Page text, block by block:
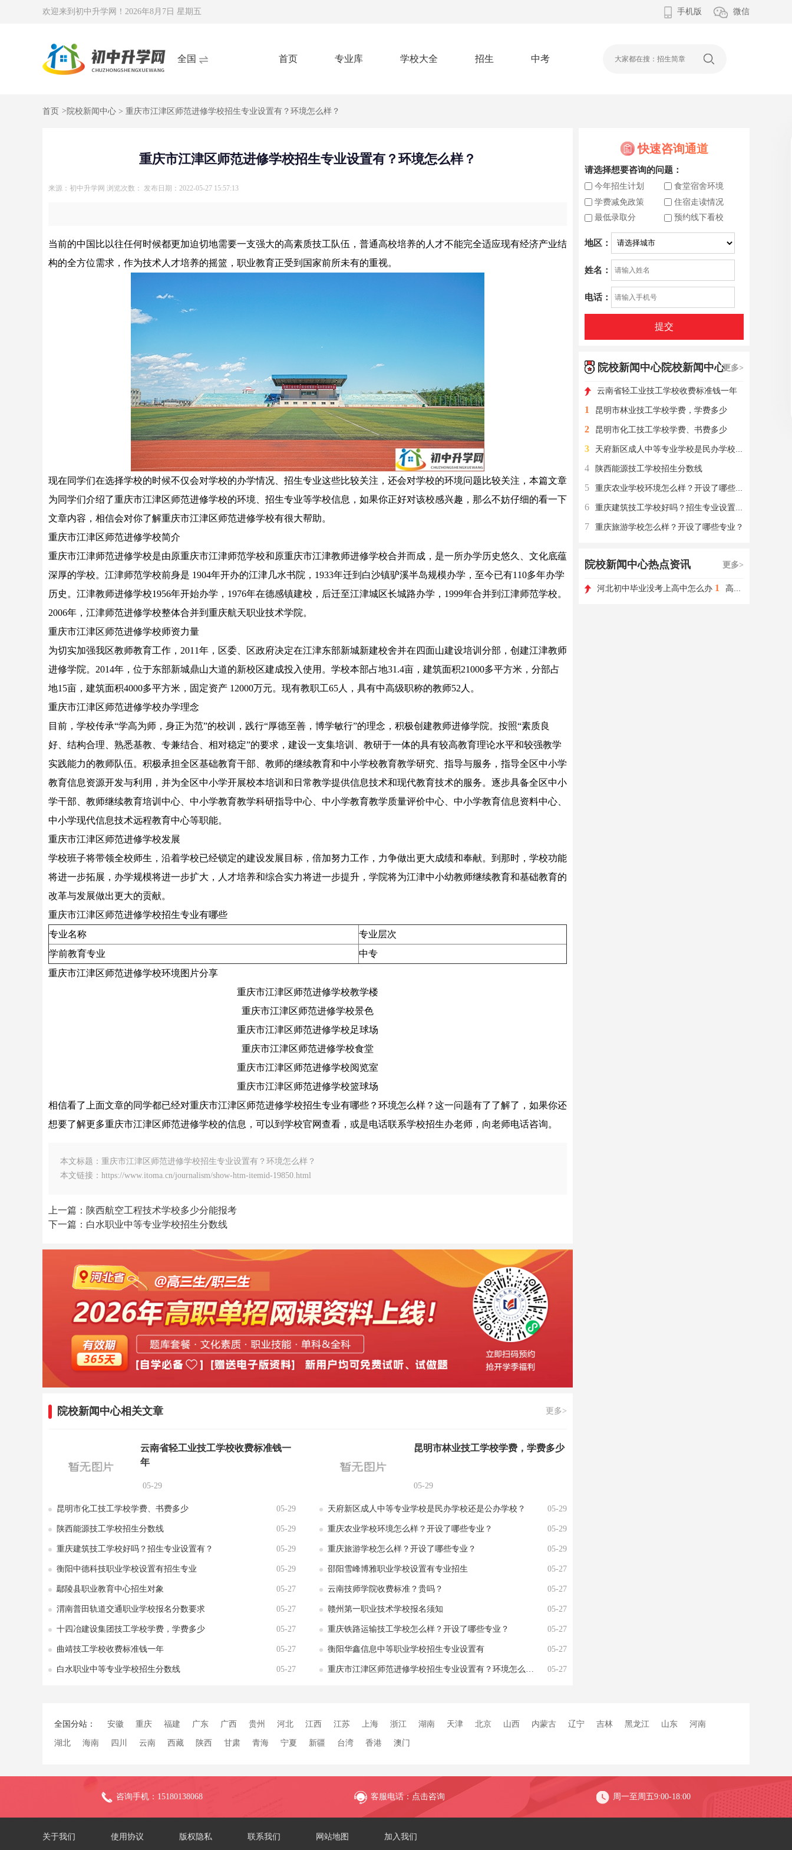
欢迎来到初中升学网！ 2026年8月7日 星期五 手机版 微信
全国 首页 专业库 学校大全 招生 中考
首页 > 院校新闻中心 > 重庆市江津区师范进修学校招生专业设置有？环境怎么样？
重庆市江津区师范进修学校招生专业设置有？环境怎么样？
来源：初中升学网 浏览次数： 发布日期：2022-05-27 15:57:13
当前的中国比以往任何时候都更加迫切地需要一支强大的高素质技工队伍，普通高校培养的人才不能完全适应现有经济产业结
构的全方位需求，作为技术人才培养的摇篮，职业教育正受到国家前所未有的重视。
现在同学们在选择学校的时候不仅会对学校的办学情况、招生专业这些比较关注，还会对学校的环境问题比较关注，本篇文章
为同学们介绍了重庆市江津区师范进修学校的环境、招生专业等学校信息，如果你正好对该校感兴趣，那么不妨仔细的看一下
文章内容，相信会对你了解重庆市江津区师范进修学校有很大帮助。
重庆市江津区师范进修学校简介
重庆市江津师范进修学校是由原重庆市江津师范学校和原重庆市江津教师进修学校合并而成，是一所办学历史悠久、文化底蕴
深厚的学校。江津师范学校前身是 1904年开办的江津几水书院，1933年迁到白沙镇驴溪半岛规模办学，至今已有110多年办学
历史。江津教师进修学校1956年开始办学，1976年在德感镇建校，后迁至江津城区长城路办学，1999年合并到江津师范学校。
2006年，江津师范进修学校整体合并到重庆航天职业技术学院。
重庆市江津区师范进修学校师资力量
为切实加强我区教师教育工作，2011年，区委、区政府决定在江津东部新城新建校舍并在四面山建设培训分部，创建江津教师
进修学院。2014年，位于东部新城鼎山大道的新校区建成投入使用。学校本部占地31.4亩，建筑面积21000多平方米，分部占
地15亩，建筑面积4000多平方米，固定资产 12000万元。现有教职工65人，具有中高级职称的教师52人。
重庆市江津区师范进修学校办学理念
目前，学校传承“学高为师，身正为范”的校训，践行“厚德至善，博学敏行”的理念，积极创建教师进修学院。按照“素质良
好、结构合理、熟悉基教、专兼结合、相对稳定”的要求，建设一支集培训、教研于一体的具有较高教育理论水平和较强教学
实践能力的教师队伍。积极承担全区基础教育干部、教师的继续教育和中小学校教育教学研究、指导与服务，指导全区中小学
教育信息资源开发与利用，并为全区中小学开展校本培训和日常教学提供信息技术和现代教育技术的服务。逐步具备全区中小
学干部、教师继续教育培训中心、中小学教育教学科研指导中心、中小学教育教学质量评价中心、中小学教育信息资料中心、
中小学现代信息技术远程教育中心等职能。
重庆市江津区师范进修学校发展
学校班子将带领全校师生，沿着学校已经锁定的建设发展目标，倍加努力工作，力争做出更大成绩和奉献。到那时，学校功能
将进一步拓展，办学规模将进一步扩大，人才培养和综合实力将进一步提升，学院将为江津中小幼教师继续教育和基础教育的
改革与发展做出更大的贡献。
重庆市江津区师范进修学校招生专业有哪些
专业名称
专业层次
学前教育专业
中专
重庆市江津区师范进修学校环境图片分享
重庆市江津区师范进修学校教学楼
重庆市江津区师范进修学校景色
重庆市江津区师范进修学校足球场
重庆市江津区师范进修学校食堂
重庆市江津区师范进修学校阅览室
重庆市江津区师范进修学校篮球场
相信看了上面文章的同学都已经对重庆市江津区师范进修学校招生专业有哪些？环境怎么样？这一问题有了了解了，如果你还
想要了解更多重庆市江津区师范进修学校的信息，可以到学校官网查看，或是电话联系学校招生办老师，向老师电话咨询。
本文标题：重庆市江津区师范进修学校招生专业设置有？环境怎么样？
本文链接：https://www.itoma.cn/journalism/show-htm-itemid-19850.html
上一篇：陕西航空工程技术学校多少分能报考
下一篇：白水职业中等专业学校招生分数线
院校新闻中心相关文章 更多>
云南省轻工业技工学校收费标准钱一
年
05-29
昆明市林业技工学校学费，学费多少
05-29
昆明市化工技工学校学费、书费多少 05-29 天府新区成人中等专业学校是民办学校还是公办学校？ 05-29
陕西能源技工学校招生分数线 05-29 重庆农业学校环境怎么样？开设了哪些专业？ 05-29
重庆建筑技工学校好吗？招生专业设置有？ 05-29 重庆旅游学校怎么样？开设了哪些专业？ 05-29
衡阳中德科技职业学校设置有招生专业 05-29 邵阳雪峰博雅职业学校设置有专业招生 05-27
鄢陵县职业教育中心招生对象 05-27 云南技师学院收费标准？贵吗？ 05-27
渭南普田轨道交通职业学校报名分数要求 05-27 赣州第一职业技术学校报名须知 05-27
十四冶建设集团技工学校学费，学费多少 05-27 重庆铁路运输技工学校怎么样？开设了哪些专业？ 05-27
曲靖技工学校收费标准钱一年 05-27 衡阳华鑫信息中等职业学校招生专业设置有 05-27
白水职业中等专业学校招生分数线 05-27 重庆市江津区师范进修学校招生专业设置有？环境怎么样？ 05-27
快速咨询通道
请选择想要咨询的问题：
今年招生计划
食堂宿舍环境
学费减免政策
住宿走读情况
最低录取分
预约线下看校
地区：
姓名：
电话：
提交
院校新闻中心院校新闻中心更多>
云南省轻工业技工学校收费标准钱一年
1 昆明市林业技工学校学费，学费多少
2 昆明市化工技工学校学费、书费多少
3 天府新区成人中等专业学校是民办学校还是公办学校？
4 陕西能源技工学校招生分数线
5 重庆农业学校环境怎么样？开设了哪些专业？
6 重庆建筑技工学校好吗？招生专业设置有？
7 重庆旅游学校怎么样？开设了哪些专业？
院校新闻中心热点资讯 更多>
河北初中毕业没考上高中怎么办 1 高职单招如何选择学校和专业?
全国分站： 安徽 重庆 福建 广东 广西 贵州 河北 江西 江苏 上海 浙江 湖南 天津 北京 山西 内蒙古 辽宁 吉林 黑龙江 山东 河南
湖北 海南 四川 云南 西藏 陕西 甘肃 青海 宁夏 新疆 台湾 香港 澳门
咨询手机：15180138068 客服电话：点击咨询 周一至周五9:00-18:00
关于我们 使用协议 版权隐私 联系我们 网站地图 加入我们